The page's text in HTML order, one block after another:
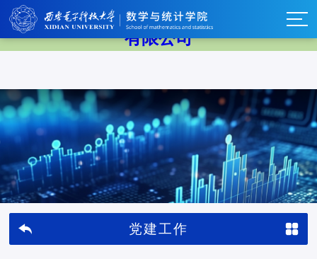
中国·太阳成集团tyc33455cc(Macau)股份
有限公司
党建工作